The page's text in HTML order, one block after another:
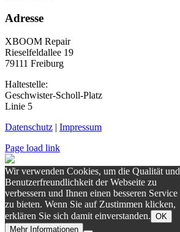
Adresse
XBOOM Repair
Rieselfeldallee 19
79111 Freiburg
Haltestelle:
Geschwister-Scholl-Platz
Linie 5
Datenschutz | Impressum
Page load link
Wir verwenden Cookies, um die Qualität und
Benutzerfreundlichkeit der Webseite zu
verbessern und Ihnen einen besseren Service
zu bieten. Wenn Sie auf Zustimmen klicken,
erklären Sie sich damit einverstanden. OK
Mehr Informationen